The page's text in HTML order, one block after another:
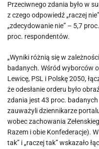
Przeciwnego zdania było w
z czego odpowiedź „raczej
„zdecydowanie nie” – 5,7
proc. respondentów.
„Wyniki różnią się w
badanych. Wśród wyborców
Lewicę, PSL i Polskę 2050,
że odesłanie orderu było
zdania jest 43 proc. badanych
zauważyli dziennikarze
wobec zachowania
Razem i obie Konfederacje).
tak” i „raczej tak” wskazało